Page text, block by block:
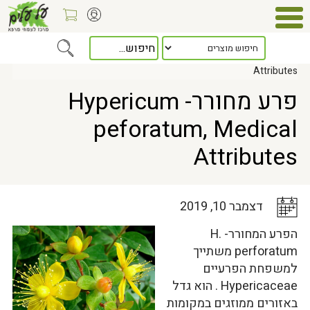
כלל המאמרים
> פרע מחורר- Hypericum peforatum, Medical
Attributes
פרע מחורר- Hypericum
peforatum, Medical
Attributes
דצמבר 10, 2019
הפרע המחורר- H.
perforatum משתייך
למשפחת הפרעיים
Hypericaceae . הוא גדל
באזורים ממוזגים במקומות